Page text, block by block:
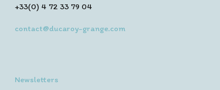
+33(0) 4 72 33 79 04
contact@ducaroy-grange.com
Newsletters